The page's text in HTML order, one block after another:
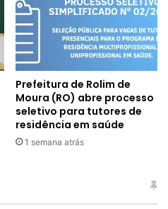
Prefeitura de Rolim de
Moura (RO) abre processo
seletivo para tutores de
residência em saúde
1 semana atrás